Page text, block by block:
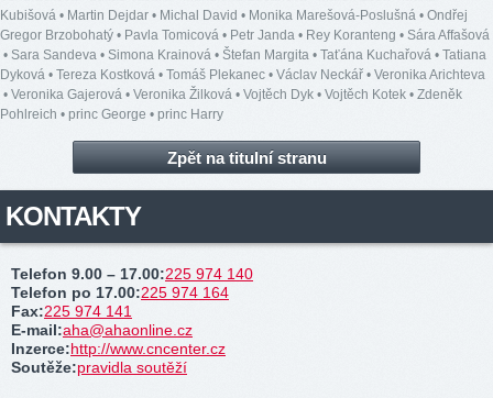
Kubišová • Martin Dejdar • Michal David • Monika Marešová-Poslušná • Ondřej
Gregor Brzobohatý • Pavla Tomicová • Petr Janda • Rey Koranteng • Sára Affašová
• Sara Sandeva • Simona Krainová • Štefan Margita • Taťána Kuchařová • Tatiana
Dyková • Tereza Kostková • Tomáš Plekanec • Václav Neckář • Veronika Arichteva
• Veronika Gajerová • Veronika Žilková • Vojtěch Dyk • Vojtěch Kotek • Zdeněk
Pohlreich • princ George • princ Harry
Zpět na titulní stranu
KONTAKTY
Telefon 9.00 – 17.00:225 974 140
Telefon po 17.00:225 974 164
Fax:225 974 141
E-mail:aha@ahaonline.cz
Inzerce:http://www.cncenter.cz
Soutěže:pravidla soutěží